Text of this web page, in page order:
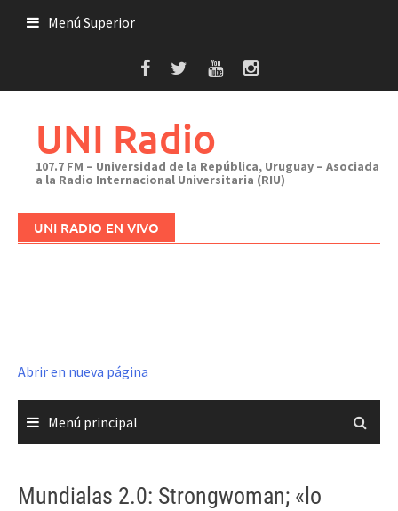
Menú Superior
UNI Radio
107.7 FM – Universidad de la República, Uruguay – Asociada
a la Radio Internacional Universitaria (RIU)
UNI RADIO EN VIVO
Abrir en nueva página
Menú principal
Mundialas 2.0: Strongwoman; «lo